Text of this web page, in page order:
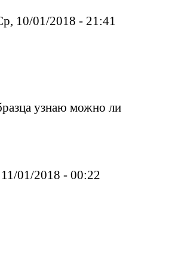
10/01/2018 - 21:41
узнаю можно ли
01/2018 - 00:22